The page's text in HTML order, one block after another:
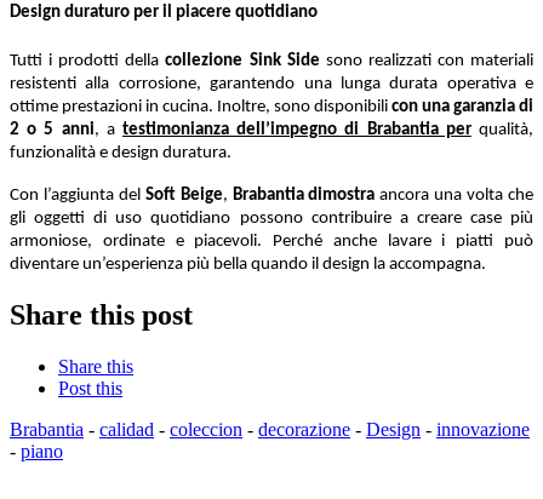
Design duraturo per il piacere quotidiano
Tutti i prodotti dellacollezione Sink Side sono realizzati con materiali
resistenti alla corrosione, garantendo una lunga durata operativa e
ottime prestazioni in cucina. Inoltre, sono disponibili con una garanzia di
2 o 5 anni, atestimonianza dell’impegno di Brabantia perqualità,
funzionalità e design duratura.
Con l’aggiunta del Soft Beige, Brabantia dimostra ancora una volta che
gli oggetti di uso quotidiano possono contribuire a creare case più
armoniose, ordinate e piacevoli. Perché anche lavare i piatti può
diventare un’esperienza più bella quando il design la accompagna.
Share this post
Share this
Post this
Brabantia - calidad - coleccion - decorazione - Design - innovazione
- piano